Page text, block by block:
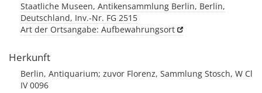
Staatliche Museen, Antikensammlung Berlin, Berlin,
Deutschland, Inv.-Nr. FG 2515
Art der Ortsangabe: Aufbewahrungsort
Herkunft
Berlin, Antiquarium; zuvor Florenz, Sammlung Stosch, W Cl
IV 0096